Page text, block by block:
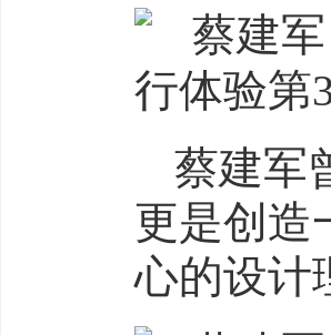
蔡建军
更是创造
心的设计